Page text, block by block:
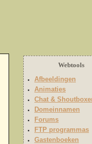
Webtools
Afbeeldingen
Animaties
Chat &
Domeinnamen
Forums
FTP programmas
Gastenboeken